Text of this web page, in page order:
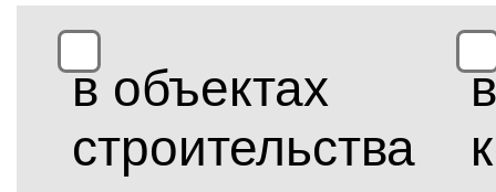
в объектах
строительства
в